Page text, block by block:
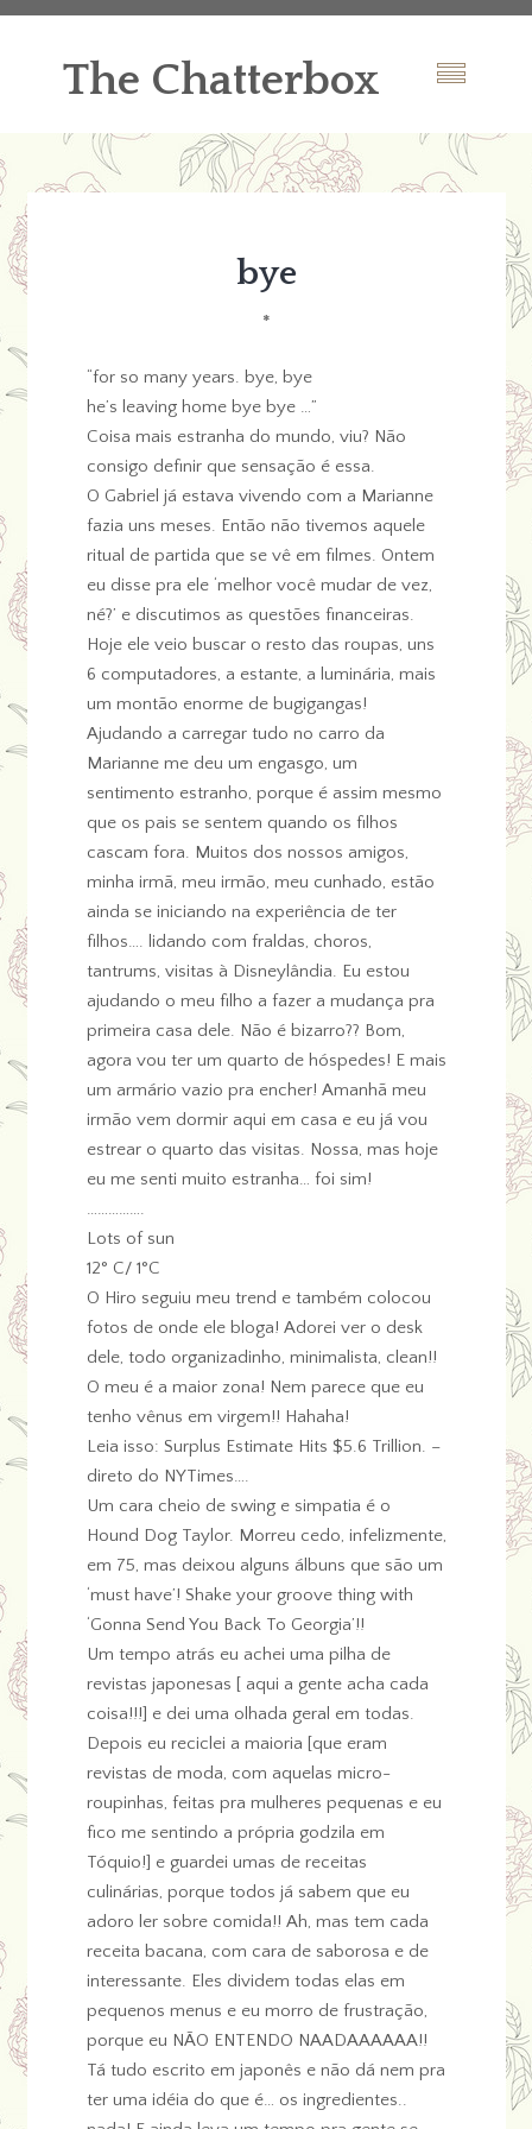
The Chatterbox
bye
*
“for so many years. bye, bye
he’s leaving home bye bye …”
Coisa mais estranha do mundo, viu? Não
consigo definir que sensação é essa.
O Gabriel já estava vivendo com a Marianne
fazia uns meses. Então não tivemos aquele
ritual de partida que se vê em filmes. Ontem
eu disse pra ele ‘melhor você mudar de vez,
né?’ e discutimos as questões financeiras.
Hoje ele veio buscar o resto das roupas, uns
6 computadores, a estante, a luminária, mais
um montão enorme de bugigangas!
Ajudando a carregar tudo no carro da
Marianne me deu um engasgo, um
sentimento estranho, porque é assim mesmo
que os pais se sentem quando os filhos
cascam fora. Muitos dos nossos amigos,
minha irmã, meu irmão, meu cunhado, estão
ainda se iniciando na experiência de ter
filhos…. lidando com fraldas, choros,
tantrums, visitas à Disneylândia. Eu estou
ajudando o meu filho a fazer a mudança pra
primeira casa dele. Não é bizarro?? Bom,
agora vou ter um quarto de hóspedes! E mais
um armário vazio pra encher! Amanhã meu
irmão vem dormir aqui em casa e eu já vou
estrear o quarto das visitas. Nossa, mas hoje
eu me senti muito estranha… foi sim!
…………….
Lots of sun
12° C/ 1°C
O Hiro seguiu meu trend e também colocou
fotos de onde ele bloga! Adorei ver o desk
dele, todo organizadinho, minimalista, clean!!
O meu é a maior zona! Nem parece que eu
tenho vênus em virgem!! Hahaha!
Leia isso: Surplus Estimate Hits $5.6 Trillion. –
direto do NYTimes….
Um cara cheio de swing e simpatia é o
Hound Dog Taylor. Morreu cedo, infelizmente,
em 75, mas deixou alguns álbuns que são um
‘must have’! Shake your groove thing with
‘Gonna Send You Back To Georgia’!!
Um tempo atrás eu achei uma pilha de
revistas japonesas [ aqui a gente acha cada
coisa!!!] e dei uma olhada geral em todas.
Depois eu reciclei a maioria [que eram
revistas de moda, com aquelas micro-
roupinhas, feitas pra mulheres pequenas e eu
fico me sentindo a própria godzila em
Tóquio!] e guardei umas de receitas
culinárias, porque todos já sabem que eu
adoro ler sobre comida!! Ah, mas tem cada
receita bacana, com cara de saborosa e de
interessante. Eles dividem todas elas em
pequenos menus e eu morro de frustração,
porque eu NÃO ENTENDO NAADAAAAAA!!
Tá tudo escrito em japonês e não dá nem pra
ter uma idéia do que é… os ingredientes..